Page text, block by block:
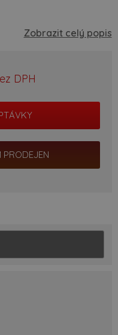
Zobrazit celý popis
DPH